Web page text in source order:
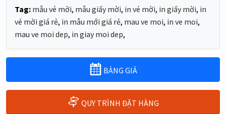
Tag: mẫu vé mời, mẫu giấy mời, in vé mời, in giấy mời, in
vé mời giá rẻ, in mẫu mới giá rẻ, mau ve moi, in ve moi,
mau ve moi dep, in giay moi dep,
BẢNG GIÁ
QUY TRÌNH ĐẶT HÀNG